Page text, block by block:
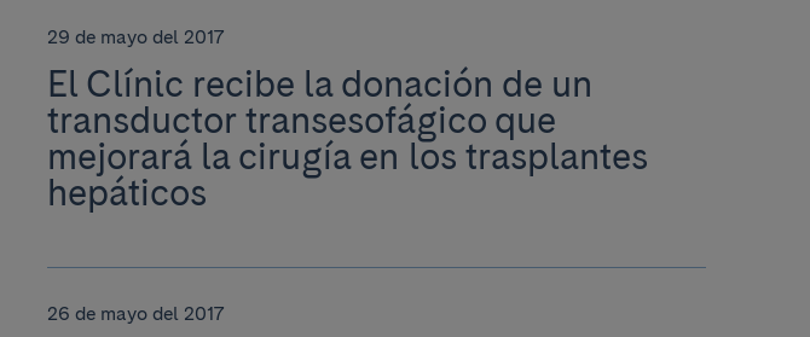
29 de mayo del 2017
El Clínic recibe la donación de un
transductor transesofágico que
mejorará la cirugía en los trasplantes
hepáticos
26 de mayo del 2017